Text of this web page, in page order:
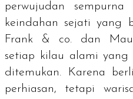
perwujudan
keindahan sejati yang
Frank & co. dan
setiap kilau alami
ditemukan. Karena
perhiasan, tetapi